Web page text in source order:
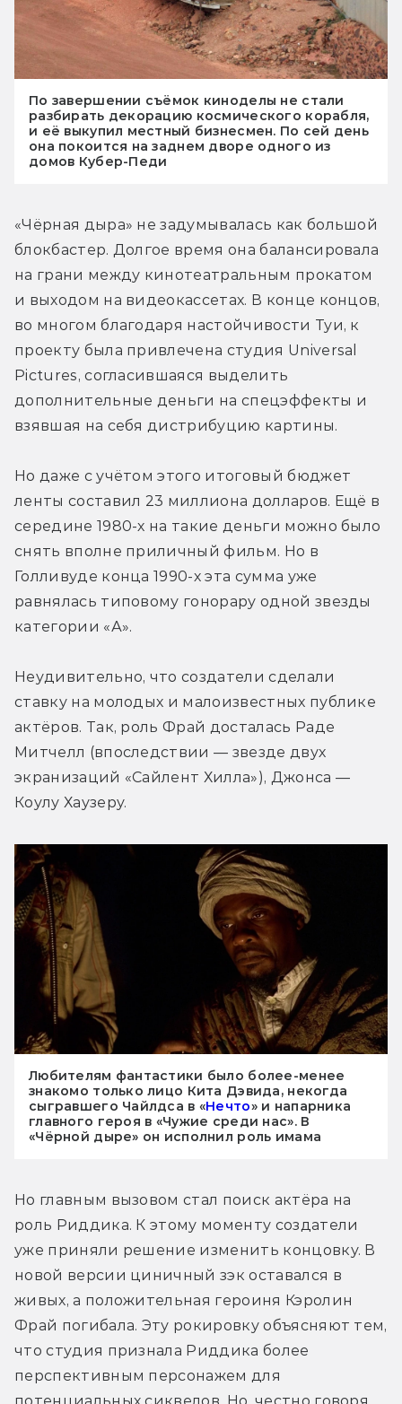
По завершении съёмок киноделы не стали
разбирать декорацию космического корабля,
и её выкупил местный бизнесмен. По сей день
она покоится на заднем дворе одного из
домов Кубер-Педи
«Чёрная дыра» не задумывалась как большой
блокбастер. Долгое время она балансировала
на грани между кинотеатральным прокатом
и выходом на видеокассетах. В конце концов,
во многом благодаря настойчивости Туи, к
проекту была привлечена студия Universal
Pictures, согласившаяся выделить
дополнительные деньги на спецэффекты и
взявшая на себя дистрибуцию картины.
Но даже с учётом этого итоговый бюджет
ленты составил 23 миллиона долларов. Ещё в
середине 1980-х на такие деньги можно было
снять вполне приличный фильм. Но в
Голливуде конца 1990-х эта сумма уже
равнялась типовому гонорару одной звезды
категории «А».
Неудивительно, что создатели сделали
ставку на молодых и малоизвестных публике
актёров. Так, роль Фрай досталась Раде
Митчелл (впоследствии — звезде двух
экранизаций «Сайлент Хилла»), Джонса —
Коулу Хаузеру.
Любителям фантастики было более-менее
знакомо только лицо Кита Дэвида, некогда
сыгравшего Чайлдса в «Нечто» и напарника
главного героя в «Чужие среди нас». В
«Чёрной дыре» он исполнил роль имама
Но главным вызовом стал поиск актёра на
роль Риддика. К этому моменту создатели
уже приняли решение изменить концовку. В
новой версии циничный зэк оставался в
живых, а положительная героиня Кэролин
Фрай погибала. Эту рокировку объясняют тем,
что студия признала Риддика более
перспективным персонажем для
потенциальных сиквелов. Но, честно говоря,